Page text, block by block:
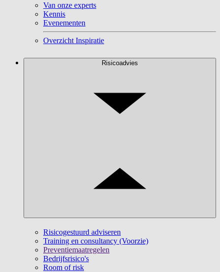
Van onze experts
Kennis
Evenementen
Overzicht Inspiratie
Risicoadvies
Risicogestuurd adviseren
Training en consultancy (Voorzie)
Preventiemaatregelen
Bedrijfsrisico's
Room of risk